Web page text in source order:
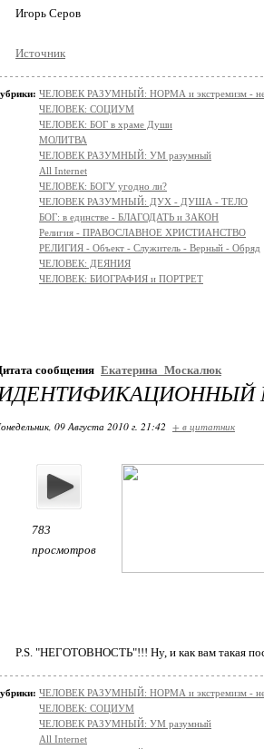
Игорь Серов
Источник
ЧЕЛОВЕК РАЗУМНЫЙ: НОРМА и экстремизм -
ЧЕЛОВЕК: СОЦИУМ
ЧЕЛОВЕК: БОГ в храме Души
МОЛИТВА
ЧЕЛОВЕК РАЗУМНЫЙ: УМ разумный
All Internet
ЧЕЛОВЕК: БОГУ угодно ли?
ЧЕЛОВЕК РАЗУМНЫЙ: ДУХ - ДУША - ТЕЛО
БОГ: в единстве - БЛАГОДАТЬ и ЗАКОН
Религия - ПРАВОСЛАВНОЕ ХРИСТИАНСТВО
РЕЛИГИЯ - Объект - Служитель - Верный - Обряд
ЧЕЛОВЕК: ДЕЯНИЯ
ЧЕЛОВЕК: БИОГРАФИЯ и ПОРТРЕТ
сообщения Екатерина_Москалюк
ИДЕНТИФИКАЦИОННЫЙ
09 Августа 2010 г. 21:42 + в цитатник
783
просмотров
P.S. "НЕГОТОВНОСТЬ"!!! Ну, и как вам такая
ЧЕЛОВЕК РАЗУМНЫЙ: НОРМА и экстремизм -
ЧЕЛОВЕК: СОЦИУМ
ЧЕЛОВЕК РАЗУМНЫЙ: УМ разумный
All Internet